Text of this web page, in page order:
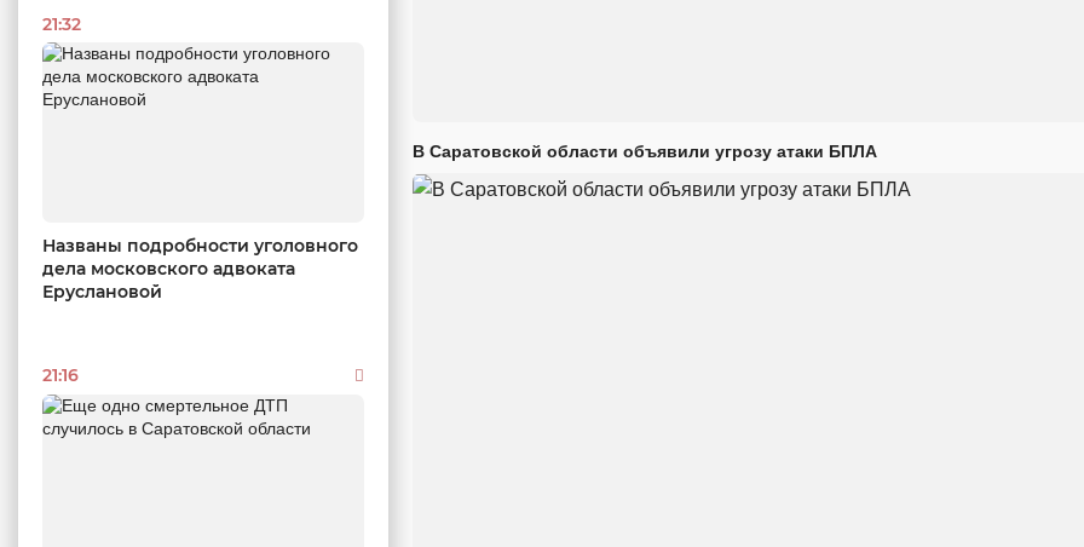
21:32
Названы подробности уголовного
дела московского адвоката
Еруслановой
21:16
В Саратовской области объявили угрозу атаки БПЛА